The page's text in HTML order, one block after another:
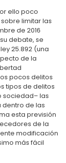
ello poco
limitar las
de 2016
debate, se
25.892 (una
de la
pocos delitos
tipos de delitos
sociedad– las
de las
esta previsión
de la
modificación
más fácil